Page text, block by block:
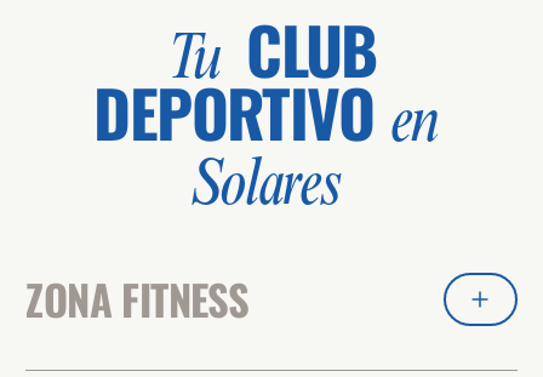
Tu CLUB
DEPORTIVO en
Solares
ZONA FITNESS